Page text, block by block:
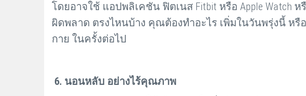
โดยอาจใช้ แอปพลิเคชัน ฟิตเนส Fitbit หรือ Apple
ผิดพลาด ตรงไหนบ้าง คุณต้องทำอะไร เพิ่มในวันพรุ่งนี้ หรื
กาย ในครั้งต่อไป
6. นอนหลับ อย่างไร้คุณภาพ